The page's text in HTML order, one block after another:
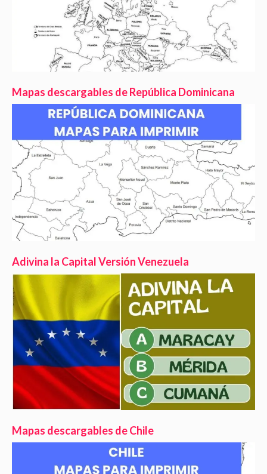
Mapas descargables de República Dominicana
Adivina la Capital Versión Venezuela
Mapas descargables de Chile